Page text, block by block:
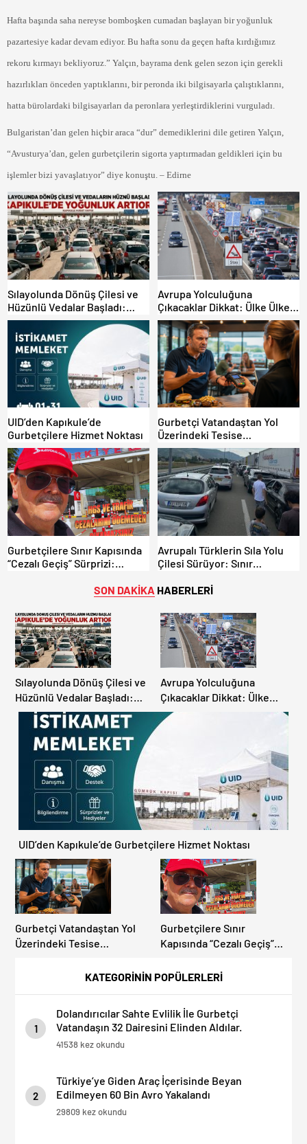
Hafta başında saha nereyse bomboşken cumadan başlayan bir yoğunluk
pazartesiye kadar devam ediyor. Bu hafta sonu da geçen hafta kırdığımız
rekoru kırmayı bekliyoruz.” Yalçın, bayrama denk gelen sezon için gerekli
hazırlıkları önceden yaptıklarını, bir peronda iki bilgisayarla çalıştıklarını,
hatta bürolardaki bilgisayarları da peronlara yerleştirdiklerini vurguladı.
Bulgaristan’dan gelen hiçbir araca “dur” demediklerini dile getiren Yalçın,
“Avusturya’dan, gelen gurbetçilerin sigorta yaptırmadan geldikleri için bu
işlemler bizi yavaşlatıyor” diye konuştu. – Edirne
Sılayolunda Dönüş Çilesi ve
Hüzünlü Vedalar Başladı:
Kapıkule’de Yoğunluk Artıyor!
Avrupa Yolculuğuna
Çıkacaklar Dikkat: Ülke Ülke
Güncel Trafik Kuralları,
Avrupa Otoyol Hız Limitleri
UID’den Kapıkule’de
Gurbetçilere Hizmet Noktası
Gurbetçi Vatandaştan Yol
Üzerindeki Tesise
Dolandırıcılık İddiası:
“Hesabınızı Mutlaka Kontrol
Edin”
Gurbetçilere Sınır Kapısında
“Cezalı Geçiş” Sürprizi:
Avrupalı Türklerin Sıla Yolu
Çilesi Sürüyor: Sınır
Bekleyiş
SON DAKİKA HABERLERİ
KATEGORİNİN POPÜLERLERİ
1
Dolandırıcılar Sahte Evlilik İle Gurbetçi
Vatandaşın 32 Dairesini Elinden Aldılar.
41538 kez okundu
2
Türkiye’ye Giden Araç İçerisinde Beyan
Edilmeyen 60 Bin Avro Yakalandı
29809 kez okundu
Sılayolunda Dönüş Çilesi ve
Hüzünlü Vedalar Başladı:
Kapıkule’de Yoğunluk
Artıyor!
Avrupa Yolculuğuna
Çıkacaklar Dikkat: Ülke
Ülke Güncel Trafik Kuralları,
Avrupa Otoyol Hız Limitleri
UID’den Kapıkule’de Gurbetçilere Hizmet Noktası
Gurbetçi Vatandaştan Yol
Üzerindeki Tesise
“Hesabınızı Mutlaka Kontrol
Gurbetçilere Sınır
Kapısında “Cezalı Geçiş”
Dışına Çıkamıyor!